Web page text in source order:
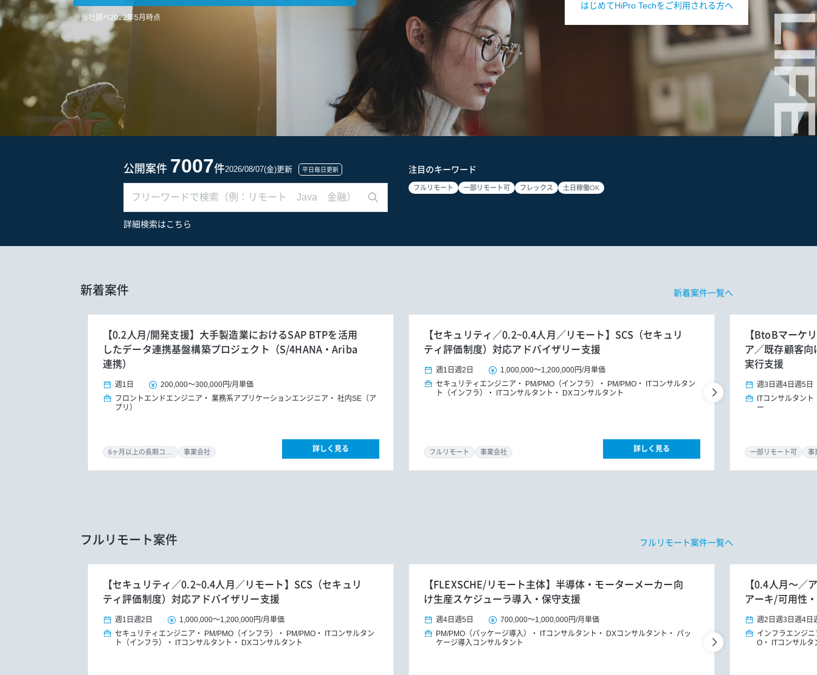
※当社調べ2022年5月時点
はじめてHiPro Techをご利用される方へ
公開案件 7007件2026/08/07(金)更新 平日毎日更新
詳細検索はこちら
注目のキーワード
フルリモート 一部リモート可 フレックス 土日稼働OK
新着案件 新着案件一覧へ
【0.2人月/開発支援】大手製造業におけるSAP BTPを活用
したデータ連携基盤構築プロジェクト（S/4HANA・Ariba
連携）
週1日 200,000～300,000円/月単価
フロントエンドエンジニア
業務系アプリケーションエンジニア
社内SE（ア
プリ）
事業会社 詳しく見る
【セキュリティ／0.2~0.4人月／リモート】SCS（セキュリ
ティ評価制度）対応アドバイザリー支援
週1日 週2日 1,000,000～1,200,000円/月単価
セキュリティエンジニア
PM/PMO（インフラ） PM/PMO
ITコンサルタン
ト（インフラ）
ITコンサルタント DXコンサルタント
フルリモート 事業会社 詳しく見る
【BtoBマーケ
ア／既存顧客
実行支援
週3日 週4日 週5日
ITコンサルタント
ー
一部リモート可 事
フルリモート案件 フルリモート案件一覧へ
【セキュリティ／0.2~0.4人月／リモート】SCS（セキュリ
ティ評価制度）対応アドバイザリー支援
週1日 週2日 1,000,000～1,200,000円/月単価
セキュリティエンジニア
PM/PMO（インフラ） PM/PMO
ITコンサルタン
ト（インフラ）
ITコンサルタント DXコンサルタント
【FLEXSCHE/リモート主体】半導体・モーターメーカー向
け生産スケジューラ導入・保守支援
週4日 週5日 700,000～1,000,000円/月単価
PM/PMO（パッケージ導入）
ITコンサルタント DXコンサルタント
パッ
ケージ導入コンサルタント
【0.4人月～／
アーキ/可用性
週2日 週3日 週4日
インフラエンジニ
O
ITコンサル